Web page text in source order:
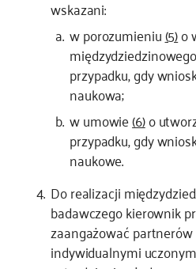
wskazani:
w porozumieniu(5)o
przypadku, gdy
naukowa;
w umowie(6)o
przypadku, gdy
naukowe.
Do realizacji
badawczego kierownik
zaangażować
indywidualnymi